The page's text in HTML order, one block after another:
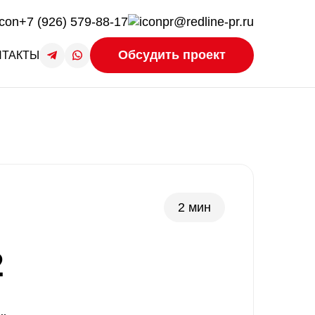
+7 (926) 579-88-17 pr@redline-pr.ru
Обсудить проект
2 мин